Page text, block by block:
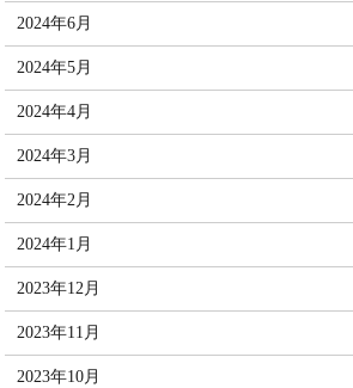
2024年6月
2024年5月
2024年4月
2024年3月
2024年2月
2024年1月
2023年12月
2023年11月
2023年10月